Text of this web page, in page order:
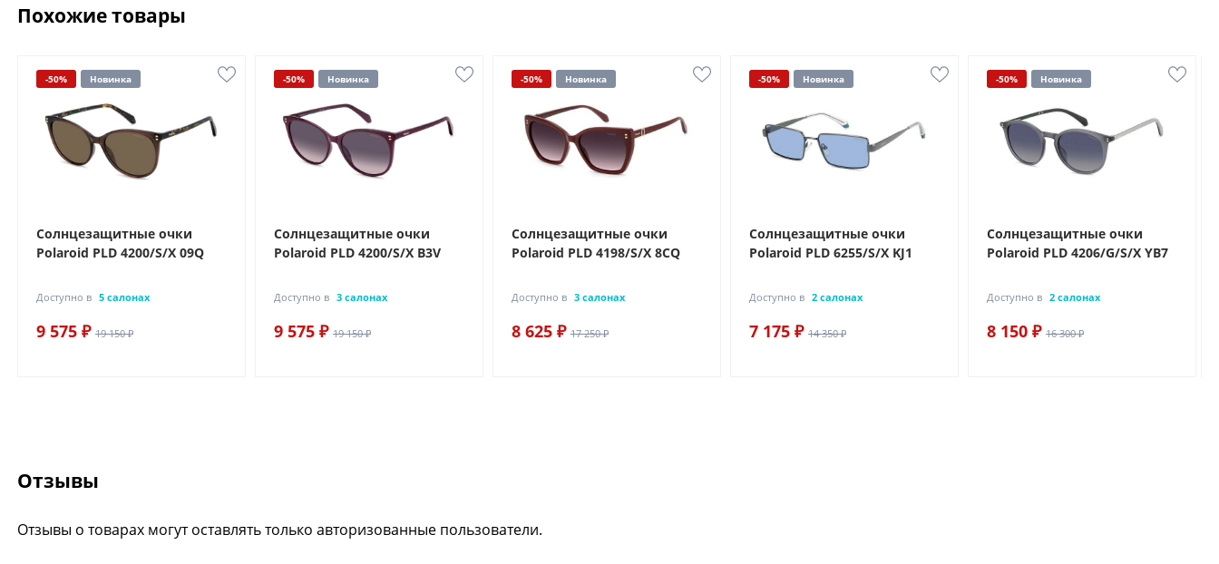
Похожие товары
-50% Новинка
Солнцезащитные очки
Polaroid PLD 4200/S/X 09Q
Доступно в 5 салонах
9 575 ₽ 19 150 ₽
-50% Новинка
Солнцезащитные очки
Polaroid PLD 4200/S/X B3V
Доступно в 3 салонах
9 575 ₽ 19 150 ₽
-50% Новинка
Солнцезащитные очки
Polaroid PLD 4198/S/X 8CQ
Доступно в 3 салонах
8 625 ₽ 17 250 ₽
-50% Новинка
Солнцезащитные очки
Polaroid PLD 6255/S/X KJ1
Доступно в 2 салонах
7 175 ₽ 14 350 ₽
-50% Новинка
Солнцезащитные очки
Polaroid PLD 4206/G/S/X YB7
Доступно в 2 салонах
8 150 ₽ 16 300 ₽
Отзывы
Отзывы о товарах могут оставлять только авторизованные пользователи.